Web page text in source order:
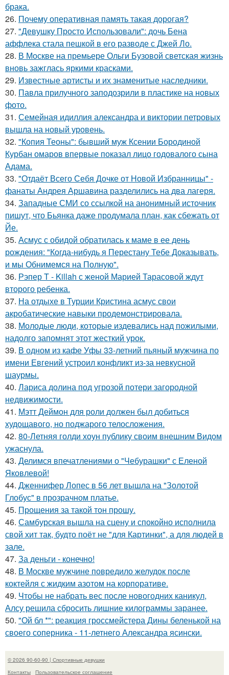
брака.
26. Почему оперативная память такая дорогая?
27. "Девушку Просто Использовали": дочь Бена
аффлека стала пешкой в его разводе с Джей Ло.
28. В Москве на премьере Ольги Бузовой светская жизнь
вновь зажглась яркими красками.
29. Известные артисты и их знаменитые наследники.
30. Павла прилучного заподозрили в пластике на новых
фото.
31. Семейная идиллия александра и виктории петровых
вышла на новый уровень.
32. "Копия Теоны": бывший муж Ксении Бородиной
Курбан омаров впервые показал лицо годовалого сына
Адама.
33. "Отдаёт Всего Себя Дочке от Новой Избранницы" -
фанаты Андрея Аршавина разделились на два лагеря.
34. Западные СМИ со ссылкой на анонимный источник
пишут, что Бьянка даже продумала план, как сбежать от
Йе.
35. Асмус с обидой обратилась к маме в ее день
рождения: "Когда-нибудь я Перестану Тебе Доказывать,
и мы Обнимемся на Полную".
36. Рэпер T - Killah с женой Марией Тарасовой ждут
второго ребенка.
37. На отдыхе в Турции Кристина асмус свои
акробатические навыки продемонстрировала.
38. Молодые люди, которые издевались над пожилыми,
надолго запомнят этот жесткий урок.
39. В одном из кафе Уфы 33-летний пьяный мужчина по
имени Евгений устроил конфликт из-за невкусной
шаурмы.
40. Лариса долина под угрозой потери загородной
недвижимости.
41. Мэтт Деймон для роли должен был добиться
худощавого, но поджарого телосложения.
42. 80-Летняя голди хоун публику своим внешним Видом
ужаснула.
43. Делимся впечатлениями о "Чебурашки" с Еленой
Яковлевой!
44. Дженнифер Лопес в 56 лет вышла на "Золотой
Глобус" в прозрачном платье.
45. Прощения за такой тон прошу.
46. Самбурская вышла на сцену и спокойно исполнила
свой хит так, будто поёт не "для Картинки", а для людей в
зале.
47. За деньги - конечно!
48. В Москве мужчине повредило желудок после
коктейля с жидким азотом на корпоративе.
49. Чтобы не набрать вес после новогодних каникул,
Алсу решила сбросить лишние килограммы заранее.
50. "Ой бл *": реакция гроссмейстера Дины беленькой на
своего соперника - 11-летнего Александра ясински.
© 2026 90-60-90 | Спортивные девушки
Контакты
Пользовательское соглашение